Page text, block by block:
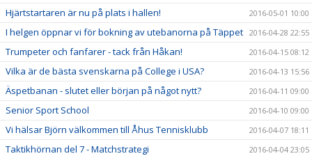
Hjärtstartaren är nu på plats i hallen! 2016-05-01 10:00
I helgen öppnar vi för bokning av utebanorna på Täppet 2016-04-28 22:55
Trumpeter och fanfarer - tack från Håkan! 2016-04-15 08:12
Vilka är de bästa svenskarna på College i USA? 2016-04-13 15:56
Äspetbanan - slutet eller början på något nytt? 2016-04-11 09:00
Senior Sport School 2016-04-10 09:00
Vi hälsar Björn välkommen till Åhus Tennisklubb 2016-04-07 18:11
Taktikhörnan del 7 - Matchstrategi 2016-04-04 23:05